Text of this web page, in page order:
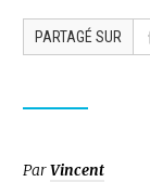
PARTAGÉ SUR
ParVincent